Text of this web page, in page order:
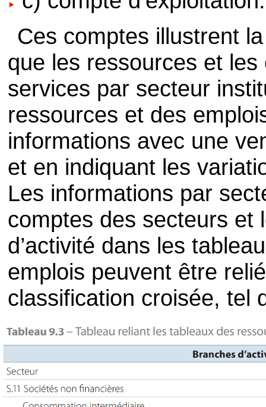
Ces comptes illustrent
que les ressources et
services par secteur
ressources et des
informations avec une
et en indiquant les
Les informations par
comptes des secteurs et
d’activité dans les
emplois peuvent être
classification croisée, tel